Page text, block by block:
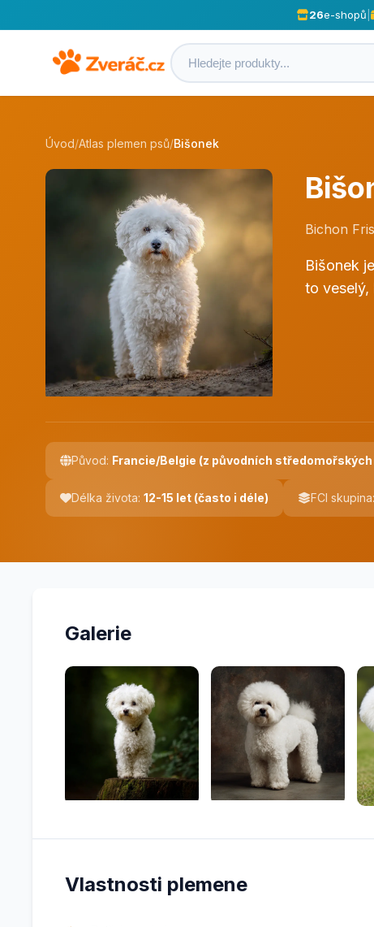
26e-shopů
Úvod/Atlas plemen psů/Bišonek
Bichon
Bišonek
to
Původ: Francie/Belgie (z původních
Délka života: 12-15 let (často i déle) FCI skupina:
Galerie
Vlastnosti plemene